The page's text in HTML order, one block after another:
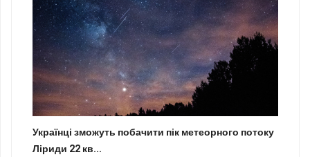
Українці зможуть побачити пік метеорного потоку
Ліриди 22 кв...